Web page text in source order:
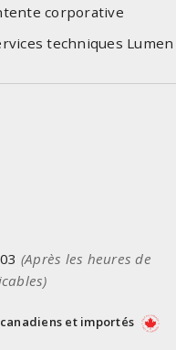
corporative
techniques Lumen
(Après les heures de
et importés